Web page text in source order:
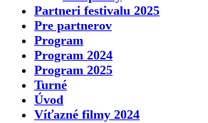
Partneri festivalu 2025
Pre partnerov
Program
Program 2024
Program 2025
Turné
Úvod
Víťazné filmy 2024